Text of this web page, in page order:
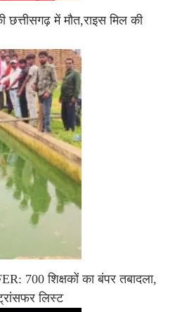
में मौत,राइस मिल की
700 शिक्षकों का बंपर तबादला,
लिस्ट